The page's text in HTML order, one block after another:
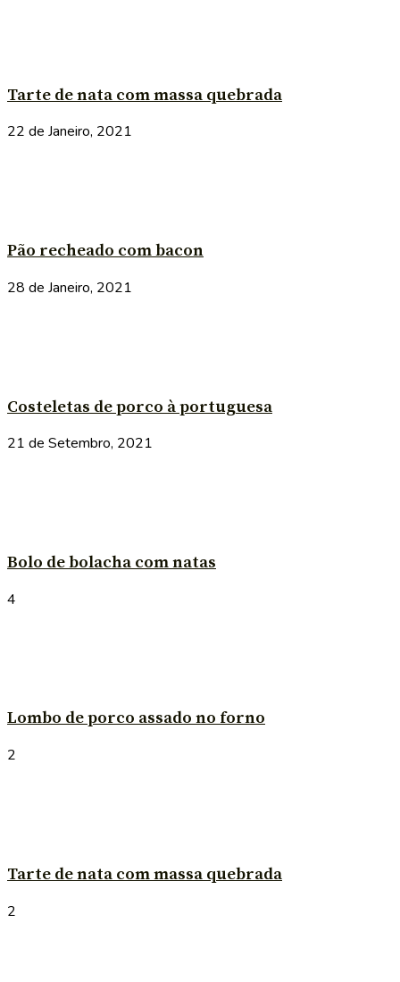
Tarte de nata com massa quebrada
22 de Janeiro, 2021
Pão recheado com bacon
28 de Janeiro, 2021
Costeletas de porco à portuguesa
21 de Setembro, 2021
Bolo de bolacha com natas
4
Lombo de porco assado no forno
2
Tarte de nata com massa quebrada
2